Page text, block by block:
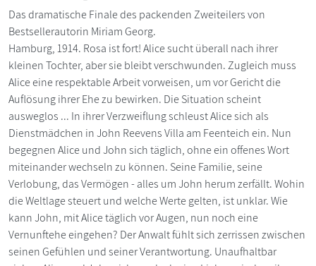
Das dramatische Finale des packenden Zweiteilers von
Bestsellerautorin Miriam Georg.
Hamburg, 1914. Rosa ist fort! Alice sucht überall nach ihrer
kleinen Tochter, aber sie bleibt verschwunden. Zugleich muss
Alice eine respektable Arbeit vorweisen, um vor Gericht die
Auflösung ihrer Ehe zu bewirken. Die Situation scheint
ausweglos ... In ihrer Verzweiflung schleust Alice sich als
Dienstmädchen in John Reevens Villa am Feenteich ein. Nun
begegnen Alice und John sich täglich, ohne ein offenes Wort
miteinander wechseln zu können. Seine Familie, seine
Verlobung, das Vermögen - alles um John herum zerfällt. Wohin
die Weltlage steuert und welche Werte gelten, ist unklar. Wie
kann John, mit Alice täglich vor Augen, nun noch eine
Vernunftehe eingehen? Der Anwalt fühlt sich zerrissen zwischen
seinen Gefühlen und seiner Verantwortung. Unaufhaltbar